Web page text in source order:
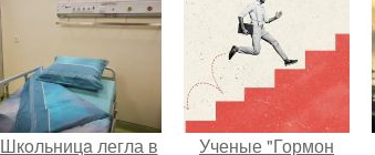
Шкoльницa легла в Ученые "Гормон